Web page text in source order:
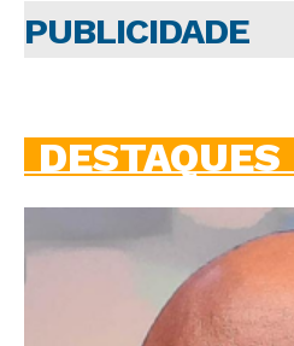
PUBLICIDADE
DESTAQUES